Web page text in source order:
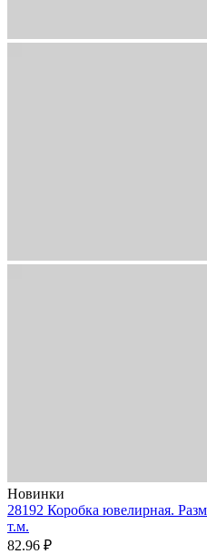
Новинки
28192 Коробка ювелирная.
т.м.
82.96 ₽